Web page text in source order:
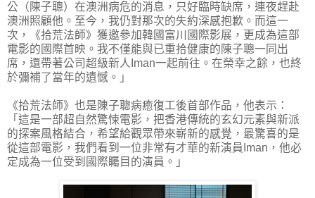
公（陳子聰）在澳洲病危的消息，只好臨時缺席，連夜趕赴
澳洲照顧他。至今，我仍對那次的失約深感抱歉。而這一
次，《拾荒法師》獲邀參加韓國富川國際影展，更成為這部
電影的國際首映。我不僅能與已重拾健康的陳子聰一同出
席，還帶著公司超級新人Iman一起前往。在榮幸之餘，也終
於彌補了當年的遺憾。」
《拾荒法師》也是陳子聰病癒復工後首部作品，他表示：
「這是一部超自然驚悚電影，把香港傳統的玄幻元素與新派
的探案風格結合，希望給觀眾帶來嶄新的感覺，最驚喜的是
從這部電影，我們看到一位非常有才華的新演員Iman，他必
定成為一位受到國際矚目的演員。」